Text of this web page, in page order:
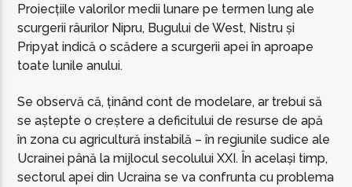
Proiecțiile valorilor medii lunare pe termen lung ale
scurgerii râurilor Nipru, Bugului de West, Nistru și
Pripyat indică o scădere a scurgerii apei în aproape
toate lunile anului.
Se observă că, ținând cont de modelare, ar trebui să
se aștepte o creștere a deficitului de resurse de apă
în zona cu agricultură instabilă – în regiunile sudice ale
Ucrainei până la mijlocul secolului XXI. În același timp,
sectorul apei din Ucraina se va confrunta cu problema